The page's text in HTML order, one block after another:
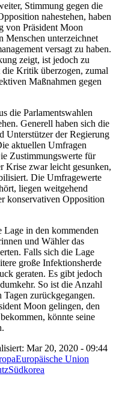
Stimmung gegen die
nahestehen, haben
von Präsident Moon
Menschen unterzeichnet
versagt zu haben.
zeigt, ist jedoch zu
Kritik überzogen, zumal
Maßnahmen gegen
die Parlamentswahlen
Generell haben sich die
Unterstützer der Regierung
aktuellen Umfragen
Zustimmungswerte für
Krise zwar leicht gesunken,
Die Umfragewerte
liegen weitgehend
konservativen Opposition
in den kommenden
und Wähler das
Falls sich die Lage
große Infektionsherde
geraten. Es gibt jedoch
So ist die Anzahl
zurückgegangen.
Moon gelingen, den
könnte seine
Mar 20, 2020 - 09:44
Europäische Union
Südkorea